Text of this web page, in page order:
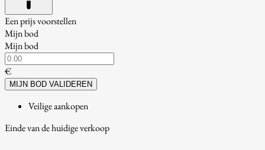
Een prijs voorstellen
Mijn bod
Mijn bod
€
MIJN BOD VALIDEREN
Veilige aankopen
Einde van de huidige verkoop